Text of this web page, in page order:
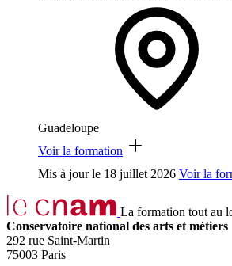
Guadeloupe
Voir la formation
Mis à jour le 18 juillet 2026 Voir la
La formation tout au
Conservatoire national des arts et métiers
292 rue Saint-Martin
75003 Paris